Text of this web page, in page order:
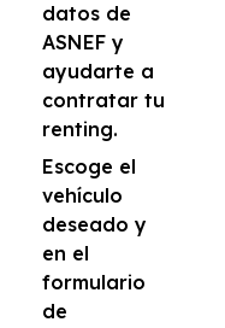
datos de
ASNEF y
ayudarte a
contratar tu
renting.
Escoge el
vehículo
deseado y
en el
formulario
de